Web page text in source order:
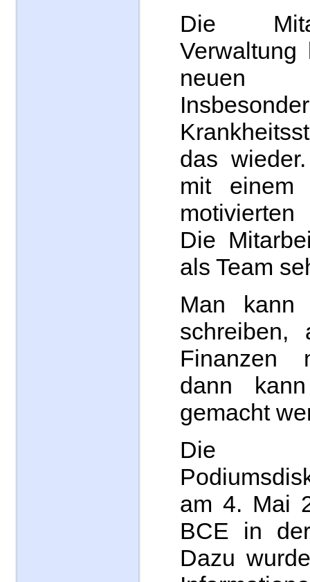
Die
Verwaltung
neuen
das
mit einem
motivierten
Die
als Team
Man
schreiben,
Finanzen
dann
gemacht
Die
am 4. Mai
BCE in
Dazu